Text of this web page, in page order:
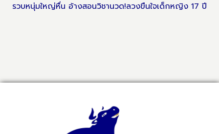
รวบหนุ่มใหญ่หื่น อ้างสอนวิชานวด!ลวงขืนใจเด็กหญิง 17 ปี